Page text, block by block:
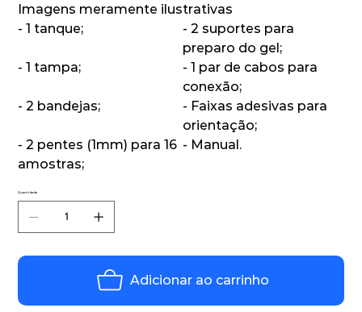
Imagens meramente ilustrativas
- 1 tanque;
- 2 suportes para
preparo do gel;
- 1 tampa;
- 1 par de cabos para
conexão;
- 2 bandejas;
- Faixas adesivas para
orientação;
- 2 pentes (1mm) para 16
amostras;
- Manual.
Quantidade
Adicionar ao carrinho